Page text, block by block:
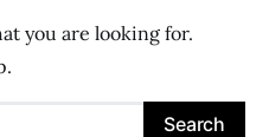
you are looking for.
Search